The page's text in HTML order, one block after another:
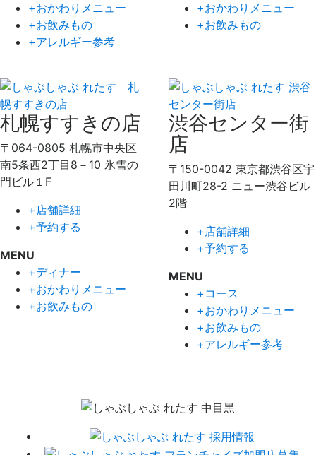
+おかわりメニュー
+お飲みもの
+アレルギー参考
+おかわりメニュー
+お飲みもの
札幌すすきの店
〒064-0805 札幌市中央区
南5条西2丁目8－10 氷雪の
門ビル１F
+店舗詳細
+予約する
MENU
+ディナー
+おかわりメニュー
+お飲みもの
渋谷センター街
店
〒150-0042 東京都渋谷区宇
田川町28-2 ニュー渋谷ビル
2階
+店舗詳細
+予約する
MENU
+コース
+おかわりメニュー
+お飲みもの
+アレルギー参考